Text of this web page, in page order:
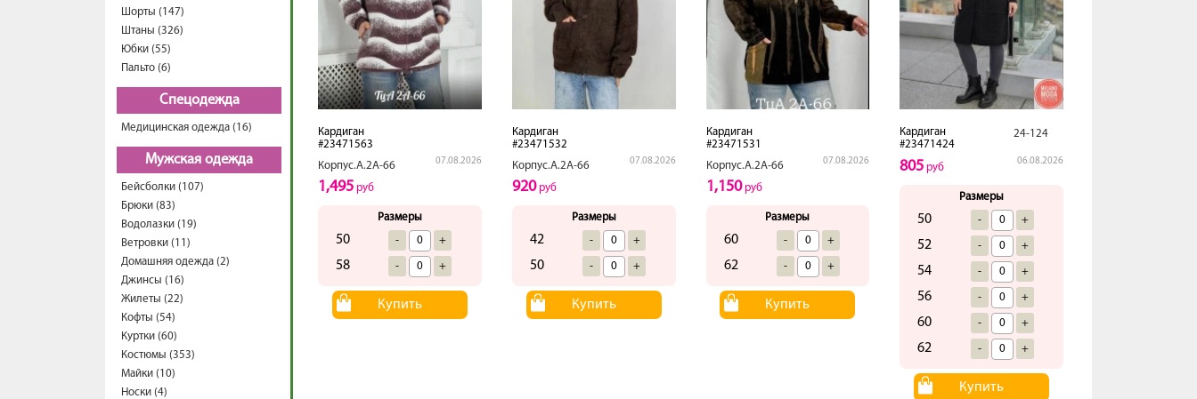
Шорты (147)
Штаны (326)
Юбки (55)
Пальто (6)
Спецодежда
Медицинская одежда (16)
Мужская одежда
Бейсболки (107)
Брюки (83)
Водолазки (19)
Ветровки (11)
Домашняя одежда (2)
Джинсы (16)
Жилеты (22)
Кофты (54)
Куртки (60)
Костюмы (353)
Майки (10)
Носки (4)
Кардиган
#23471563
Корпус.А.2А-66
07.08.2026
1,495 руб
Размеры
50 - +
58 - +
Купить
Кардиган
#23471532
Корпус.А.2А-66
07.08.2026
920руб
Размеры
42 - +
50 - +
Купить
Кардиган
#23471531
Корпус.А.2А-66
07.08.2026
1,150руб
Размеры
60 - +
62 - +
Купить
Кардиган
#23471424
24-124
06.08.2026
805 руб
Размеры
50 - +
52 - +
54 - +
56 - +
60 - +
62 - +
Купить